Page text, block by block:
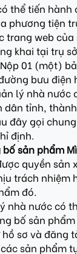
thể tiến hành
phương tiện
trang web
khai tại trụ
01 (một)
bưu điện
lý nhà nước
dân tỉnh,
đây gọi
định.
sản phẩm
quyền sản
trách nhiệm
đó.
nhà nước có
bố sản phẩm
sơ và đăng
sản phẩm